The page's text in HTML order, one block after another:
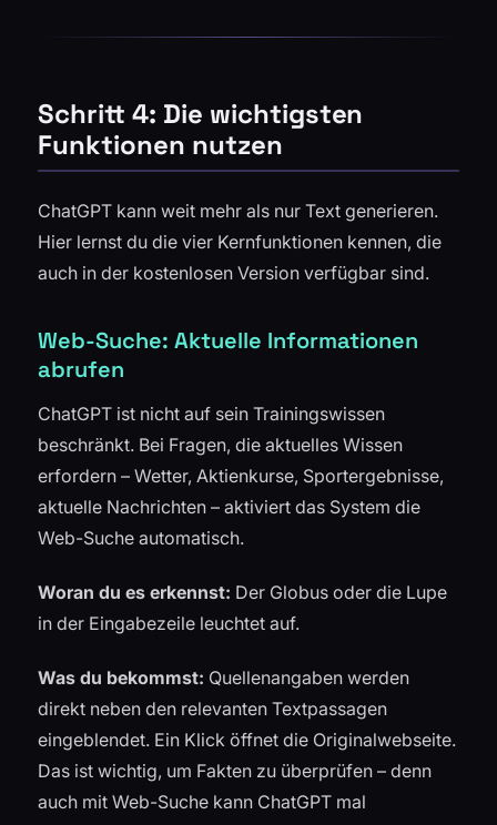
Schritt 4: Die wichtigsten
Funktionen nutzen
ChatGPT kann weit mehr als nur Text generieren.
Hier lernst du die vier Kernfunktionen kennen, die
auch in der kostenlosen Version verfügbar sind.
Web-Suche: Aktuelle Informationen
abrufen
ChatGPT ist nicht auf sein Trainingswissen
beschränkt. Bei Fragen, die aktuelles Wissen
erfordern – Wetter, Aktienkurse, Sportergebnisse,
aktuelle Nachrichten – aktiviert das System die
Web-Suche automatisch.
Woran du es erkennst: Der Globus oder die Lupe
in der Eingabezeile leuchtet auf.
Was du bekommst: Quellenangaben werden
direkt neben den relevanten Textpassagen
eingeblendet. Ein Klick öffnet die Originalwebseite.
Das ist wichtig, um Fakten zu überprüfen – denn
auch mit Web-Suche kann ChatGPT mal